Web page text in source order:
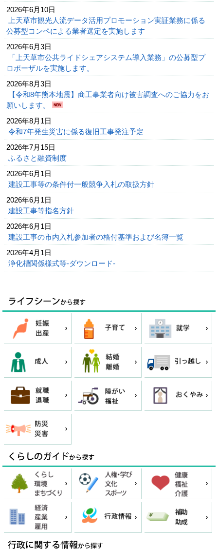
2026年6月10日
上天草市観光人流データ活用プロモーション実証業務に係る
公募型コンペによる業者選定を実施します
2026年6月3日
「上天草市公共ライドシェアシステム導入業務」の公募型プ
ロポーザルを実施します。
2026年8月3日
【令和8年熊本地震】商工事業者向け被害調査へのご協力をお
願いします。
2026年8月1日
令和7年発生災害に係る復旧工事発注予定
2026年7月15日
ふるさと融資制度
2026年6月1日
建設工事等の条件付一般競争入札の取扱方針
2026年6月1日
建設工事等指名方針
2026年6月1日
建設工事の市内入札参加者の格付基準および名簿一覧
2026年4月1日
浄化槽関係様式等-ダウンロード-